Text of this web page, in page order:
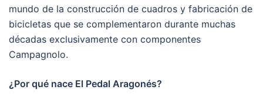
mundo de la construcción de cuadros y fabricación de
bicicletas que se complementaron durante muchas
décadas exclusivamente con componentes
Campagnolo.
¿Por qué nace El Pedal Aragonés?